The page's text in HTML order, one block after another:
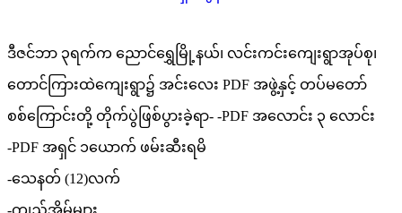
‌ဒီဇင်ဘာ ၃ရက်က ညောင်‌ရွှေမြို့နယ်၊ လင်းကင်းကျေးရွာအုပ်စု၊
တောင်ကြားထဲကျေးရွာ၌ အင်းလေး PDF အဖွဲ့နှင့် တပ်မတော်
စစ်ကြောင်းတို့ တိုက်ပွဲဖြစ်ပွားခဲ့ရာ- -PDF အလောင်း ၃ လောင်း
-PDF အရှင် ၁ယောက် ဖမ်းဆီးရမိ
-သေနတ် (12)လက်
-ကျည်အိမ်များ